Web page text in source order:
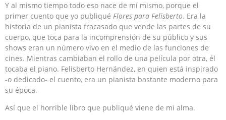
Y al mismo tiempo todo eso nace de mí mismo, porque el
primer cuento que yo publiqué Flores para Felisberto. Era la
historia de un pianista fracasado que vende las partes de su
cuerpo, que toca para la incomprensión de su público y sus
shows eran un número vivo en el medio de las funciones de
cines. Mientras cambiaban el rollo de una película por otra, él
tocaba el piano. Felisberto Hernández, en quien está inspirado
-o dedicado- el cuento, era un pianista bastante moderno para
su época.
Así que el horrible libro que publiqué viene de mi alma.